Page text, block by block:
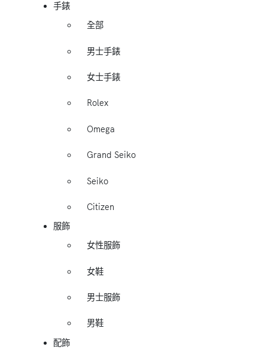
手錶
全部
男士手錶
女士手錶
Rolex
Omega
Grand Seiko
Seiko
Citizen
服飾
女性服飾
女鞋
男士服飾
男鞋
配飾